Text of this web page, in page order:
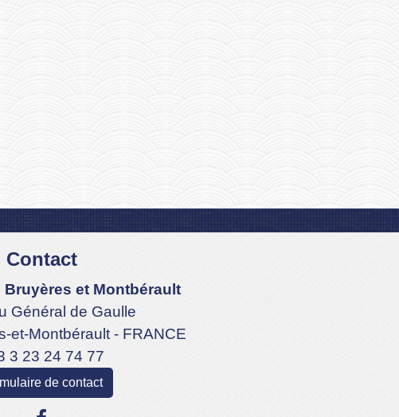
Contact
Bruyères et Montbérault
Général de Gaulle
et-Montbérault - FRANCE
3 23 24 74 77
de contact